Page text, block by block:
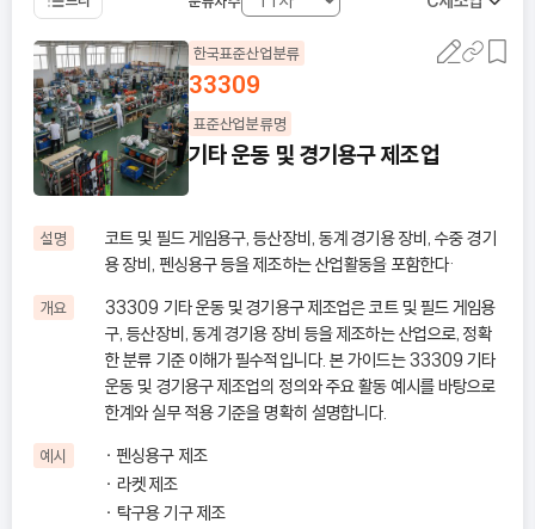
한국표준산업분류
33309
표준산업분류명
기타 운동 및 경기용구 제조업
설명
코트 및 필드 게임용구, 등산장비, 동계 경기용 장비, 수중 경기
용 장비, 펜싱용구 등을 제조하는 산업활동을 포함한다·
개요
33309 기타 운동 및 경기용구 제조업은 코트 및 필드 게임용
구, 등산장비, 동계 경기용 장비 등을 제조하는 산업으로, 정확
한 분류 기준 이해가 필수적입니다. 본 가이드는 33309 기타
운동 및 경기용구 제조업의 정의와 주요 활동 예시를 바탕으로
한계와 실무 적용 기준을 명확히 설명합니다.
예시
펜싱용구 제조
라켓 제조
탁구용 기구 제조